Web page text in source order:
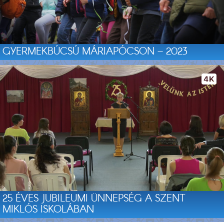
GYERMEKBÚCSÚ MÁRIAPÓCSON – 2023
25 ÉVES JUBILEUMI ÜNNEPSÉG A SZENT
MIKLÓS ISKOLÁBAN